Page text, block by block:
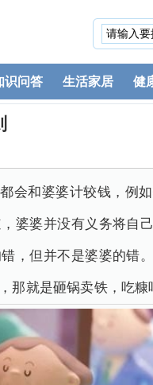
识问答 生活家居 健
会和婆婆计较钱，例
婆婆并没有义务将自
，但并不是婆婆的错
那就是砸锅卖铁，吃糠